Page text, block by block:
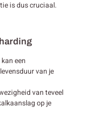
is dus cruciaal.
een
van je
van teveel
op je